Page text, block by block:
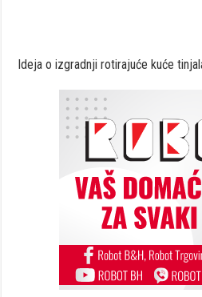
Ideja o izgradnji rotirajuće kuće